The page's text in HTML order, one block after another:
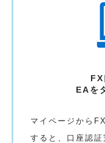
EAを
マイページから
すると、口座認証